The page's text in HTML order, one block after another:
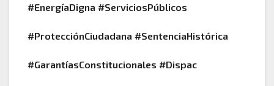
#EnergíaDigna #ServiciosPúblicos
#ProtecciónCiudadana #SentenciaHistórica
#GarantíasConstitucionales #Dispac